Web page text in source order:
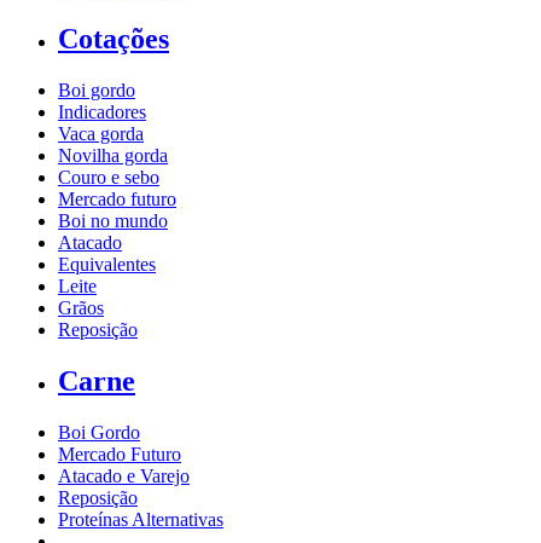
Cotações
Boi gordo
Indicadores
Vaca gorda
Novilha gorda
Couro e sebo
Mercado futuro
Boi no mundo
Atacado
Equivalentes
Leite
Grãos
Reposição
Carne
Boi Gordo
Mercado Futuro
Atacado e Varejo
Reposição
Proteínas Alternativas